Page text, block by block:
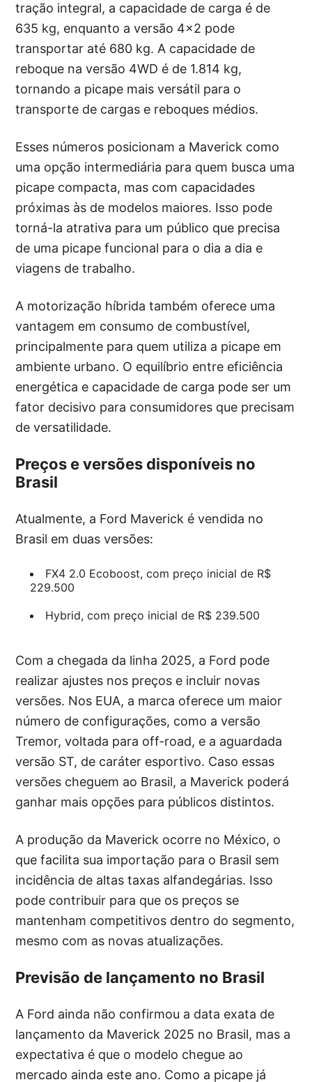
tração integral, a capacidade de carga é de
635 kg, enquanto a versão 4×2 pode
transportar até 680 kg. A capacidade de
reboque na versão 4WD é de 1.814 kg,
tornando a picape mais versátil para o
transporte de cargas e reboques médios.
Esses números posicionam a Maverick como
uma opção intermediária para quem busca uma
picape compacta, mas com capacidades
próximas às de modelos maiores. Isso pode
torná-la atrativa para um público que precisa
de uma picape funcional para o dia a dia e
viagens de trabalho.
A motorização híbrida também oferece uma
vantagem em consumo de combustível,
principalmente para quem utiliza a picape em
ambiente urbano. O equilíbrio entre eficiência
energética e capacidade de carga pode ser um
fator decisivo para consumidores que precisam
de versatilidade.
Preços e versões disponíveis no
Brasil
Atualmente, a Ford Maverick é vendida no
Brasil em duas versões:
FX4 2.0 Ecoboost, com preço inicial de R$
229.500
Hybrid, com preço inicial de R$ 239.500
Com a chegada da linha 2025, a Ford pode
realizar ajustes nos preços e incluir novas
versões. Nos EUA, a marca oferece um maior
número de configurações, como a versão
Tremor, voltada para off-road, e a aguardada
versão ST, de caráter esportivo. Caso essas
versões cheguem ao Brasil, a Maverick poderá
ganhar mais opções para públicos distintos.
A produção da Maverick ocorre no México, o
que facilita sua importação para o Brasil sem
incidência de altas taxas alfandegárias. Isso
pode contribuir para que os preços se
mantenham competitivos dentro do segmento,
mesmo com as novas atualizações.
Previsão de lançamento no Brasil
A Ford ainda não confirmou a data exata de
lançamento da Maverick 2025 no Brasil, mas a
expectativa é que o modelo chegue ao
mercado ainda este ano. Como a picape já